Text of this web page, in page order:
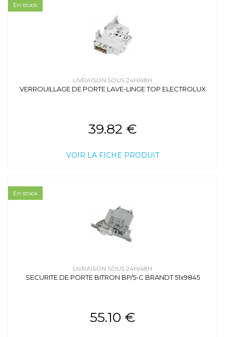
LIVRAISON SOUS 24H/48H
VERROUILLAGE DE PORTE LAVE-LINGE TOP ELECTROLUX
39.82 €
VOIR LA FICHE PRODUIT
En stock
LIVRAISON SOUS 24H/48H
SECURITE DE PORTE BITRON BP/5-C BRANDT 51x9845
55.10 €
En stock